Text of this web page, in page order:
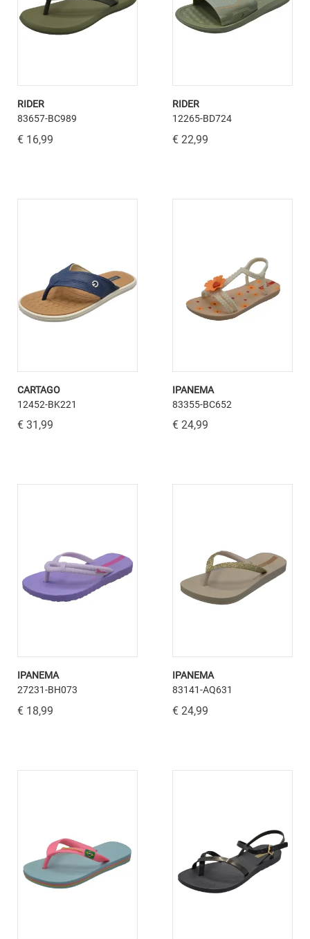
RIDER
83657-BC989
€ 16,99
RIDER
12265-BD724
€ 22,99
CARTAGO
12452-BK221
€ 31,99
IPANEMA
83355-BC652
€ 24,99
IPANEMA
27231-BH073
€ 18,99
IPANEMA
83141-AQ631
€ 24,99